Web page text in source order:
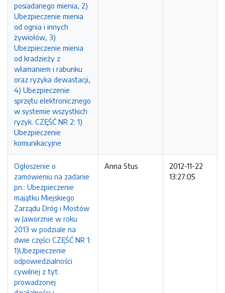
posiadanego mienia, 2)
Ubezpieczenie mienia
od ognia i innych
żywiołów, 3)
Ubezpieczenie mienia
od kradzieży z
włamaniem i rabunku
oraz ryzyka dewastacji,
4) Ubezpieczenie
sprzętu elektronicznego
w systemie wszystkich
ryzyk. CZĘŚĆ NR 2: 1)
Ubezpieczenie
komunikacyjne
Ogłoszenie o
zamówieniu na zadanie
pn.: Ubezpieczenie
majątku Miejskiego
Zarządu Dróg i Mostów
w Jaworznie w roku
2013 w podziale na
dwie części CZĘŚĆ NR 1:
1)Ubezpieczenie
odpowiedzialności
cywilnej z tyt.
prowadzonej
Anna Stus
2012-11-22
13:27:05